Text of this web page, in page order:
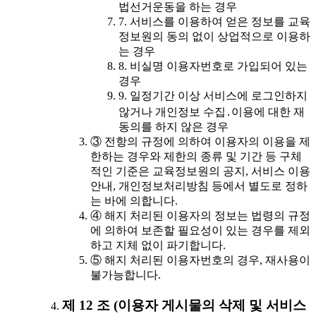
법선거운동을 하는 경우
7. 서비스를 이용하여 얻은 정보를 교육
정보원의 동의 없이 상업적으로 이용하
는 경우
8. 비실명 이용자번호로 가입되어 있는
경우
9. 일정기간 이상 서비스에 로그인하지
않거나 개인정보 수집․이용에 대한 재
동의를 하지 않은 경우
③ 전항의 규정에 의하여 이용자의 이용을 제
한하는 경우와 제한의 종류 및 기간 등 구체
적인 기준은 교육정보원의 공지, 서비스 이용
안내, 개인정보처리방침 등에서 별도로 정하
는 바에 의합니다.
④ 해지 처리된 이용자의 정보는 법령의 규정
에 의하여 보존할 필요성이 있는 경우를 제외
하고 지체 없이 파기합니다.
⑤ 해지 처리된 이용자번호의 경우, 재사용이
불가능합니다.
제 12 조 (이용자 게시물의 삭제 및 서비스